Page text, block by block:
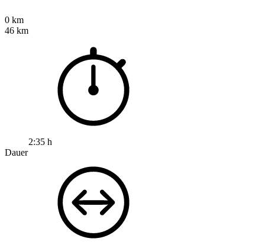
0 km
46 km
2:35 h
Dauer